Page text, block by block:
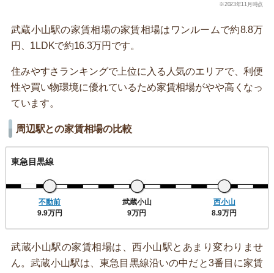
※2023年11月時点
武蔵小山駅の家賃相場の家賃相場はワンルームで約8.8万
円、1LDKで約16.3万円です。
住みやすさランキングで上位に入る人気のエリアで、利便
性や買い物環境に優れているため家賃相場がやや高くなっ
ています。
周辺駅との家賃相場の比較
東急目黒線
不動前
9.9万円
武蔵小山
9万円
西小山
8.9万円
武蔵小山駅の家賃相場は、西小山駅とあまり変わりませ
ん。武蔵小山駅は、東急目黒線沿いの中だと3番目に家賃